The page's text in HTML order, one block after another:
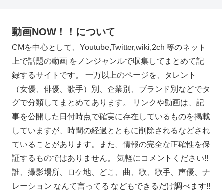
動画NOW！！について
CMを中心として、Youtube,Twitter,wiki,2ch 等のネット
上で話題の動画 をノンジャンルで収集してまとめて記
録するサイトです。 一万以上のページを、タレント
（女優、俳優、歌手）別、企業別、ブランド別などでタ
グで分類してまとめてあります。 リンクや動画は、記
事を公開した日付時点で確実に存在しているものを掲載
していますが、時間の経過とともに削除されるなどされ
ていることがあります。また、情報の完全な正確性を保
証するものではありません。 気軽にコメントください!!
誰、撮影場所、ロケ地、どこ、曲、歌、歌手、声優、ナ
レーション なんて言ってる などもできるだけ調べます!!